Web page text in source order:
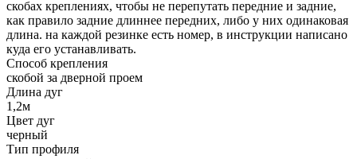
скобах креплениях, чтобы не перепутать передние и задние,
как правило задние длиннее передних, либо у них одинаковая
длина. на каждой резинке есть номер, в инструкции написано
куда его устанавливать.
Способ крепления
скобой за дверной проем
Длина дуг
1,2м
Цвет дуг
черный
Тип профиля